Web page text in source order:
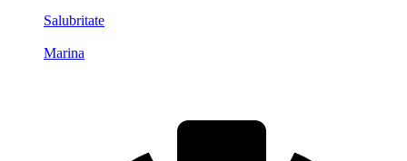
Salubritate
Marina